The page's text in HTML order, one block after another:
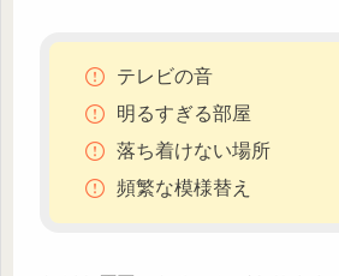
テレビの音
明るすぎる部屋
落ち着けない場所
頻繁な模様替え